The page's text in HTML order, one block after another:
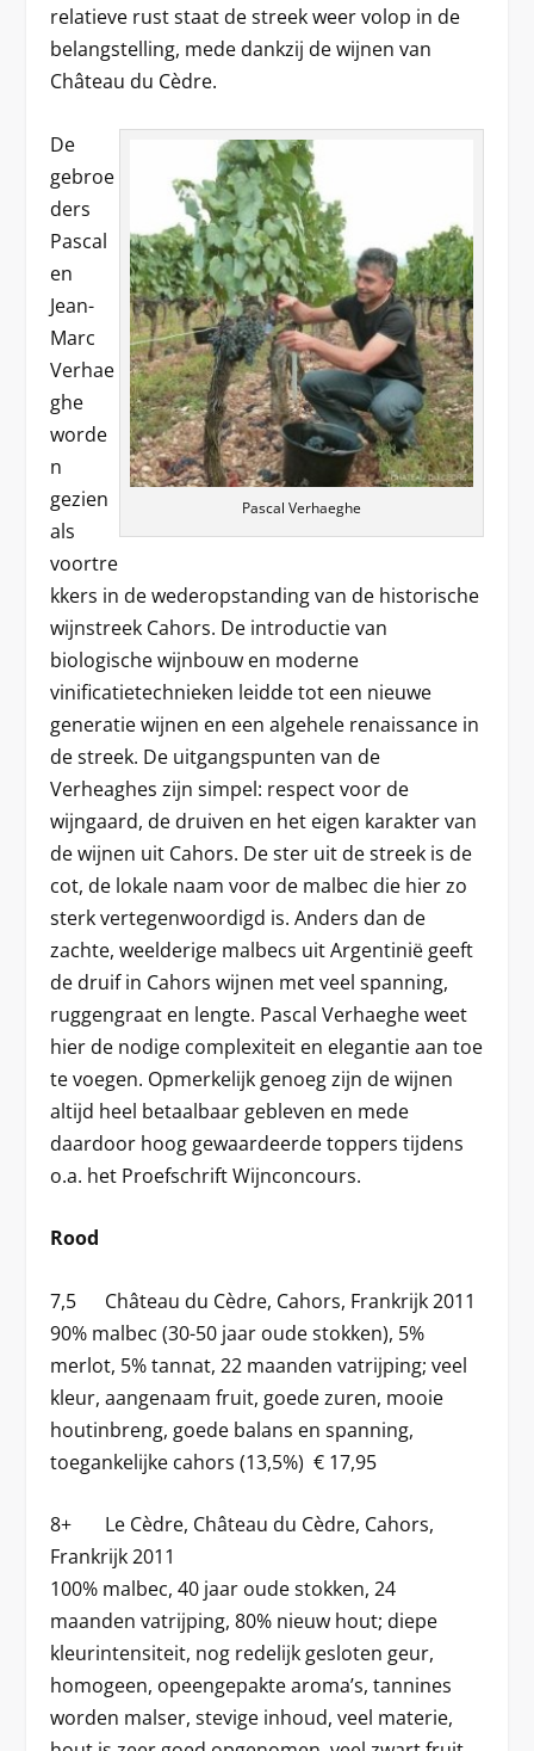
relatieve rust staat de streek weer volop in de
belangstelling, mede dankzij de wijnen van
Château du Cèdre.
Pascal Verhaeghe
De
gebroe
ders
Pascal
en
Jean-
Marc
Verhae
ghe
worde
n
gezien
als
voortre
kkers in de wederopstanding van de historische
wijnstreek Cahors. De introductie van
biologische wijnbouw en moderne
vinificatietechnieken leidde tot een nieuwe
generatie wijnen en een algehele renaissance in
de streek. De uitgangspunten van de
Verheaghes zijn simpel: respect voor de
wijngaard, de druiven en het eigen karakter van
de wijnen uit Cahors. De ster uit de streek is de
cot, de lokale naam voor de malbec die hier zo
sterk vertegenwoordigd is. Anders dan de
zachte, weelderige malbecs uit Argentinië geeft
de druif in Cahors wijnen met veel spanning,
ruggengraat en lengte. Pascal Verhaeghe weet
hier de nodige complexiteit en elegantie aan toe
te voegen. Opmerkelijk genoeg zijn de wijnen
altijd heel betaalbaar gebleven en mede
daardoor hoog gewaardeerde toppers tijdens
o.a. het Proefschrift Wijnconcours.
Rood
7,5 Château du Cèdre, Cahors, Frankrijk 2011
90% malbec (30-50 jaar oude stokken), 5%
merlot, 5% tannat, 22 maanden vatrijping; veel
kleur, aangenaam fruit, goede zuren, mooie
houtinbreng, goede balans en spanning,
toegankelijke cahors (13,5%) € 17,95
8+ Le Cèdre, Château du Cèdre, Cahors,
Frankrijk 2011
100% malbec, 40 jaar oude stokken, 24
maanden vatrijping, 80% nieuw hout; diepe
kleurintensiteit, nog redelijk gesloten geur,
homogeen, opeengepakte aroma’s, tannines
worden malser, stevige inhoud, veel materie,